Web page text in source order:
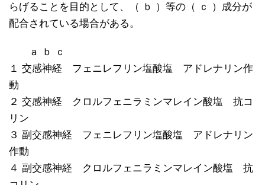
らげることを目的として、（ ｂ ）等の（ ｃ ）成分が
配合されている場合がある。
ａ ｂ ｃ
１ 交感神経 フェニレフリン塩酸塩 アドレナリン作
動
２ 交感神経 クロルフェニラミンマレイン酸塩 抗コ
リン
３ 副交感神経 フェニレフリン塩酸塩 アドレナリン
作動
４ 副交感神経 クロルフェニラミンマレイン酸塩 抗